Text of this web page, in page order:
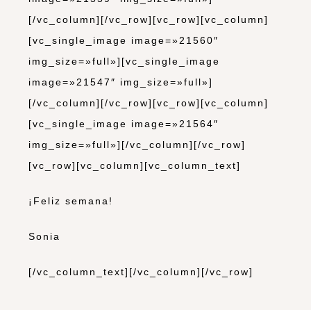
[/vc_column][/vc_row][vc_row][vc_column]
[vc_single_image image=»21560″
img_size=»full»][vc_single_image
image=»21547″ img_size=»full»]
[/vc_column][/vc_row][vc_row][vc_column]
[vc_single_image image=»21564″
img_size=»full»][/vc_column][/vc_row]
[vc_row][vc_column][vc_column_text]
¡Feliz semana!
Sonia
[/vc_column_text][/vc_column][/vc_row]